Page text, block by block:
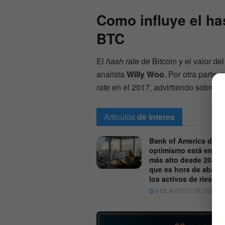
Como influye el
BTC
El hash ratede Bitcoin y el valor
analistaWilly Woo. Por otra parte,
rateen el 2017, advirtiendo sobre
Articulosde interes
Bank of America dice
optimismo está en su
más alto desde 2021
que es hora de
los activos de riesgo
8 DE AGOSTO DE 2026